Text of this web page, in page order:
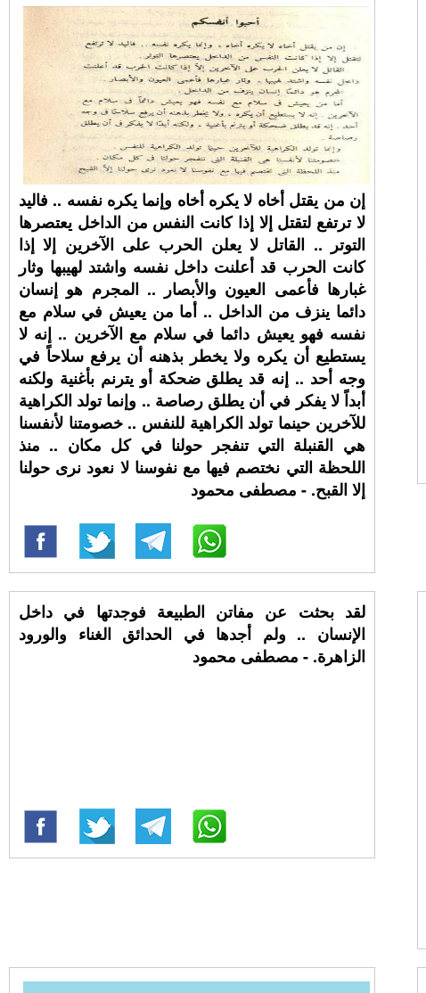
إن من يقتل أخاه لا يكره أخاه وإنما يكره نفسه .. فاليد
لا ترتفع لتقتل إلا إذا كانت النفس من الداخل يعتصرها
التوتر .. القاتل لا يعلن الحرب على الآخرين إلا إذا
كانت الحرب قد أعلنت داخل نفسه واشتد لهيبها وثار
غبارها فأعمى العيون والأبصار .. المجرم هو إنسان
دائما ينزف من الداخل .. أما من يعيش في سلام مع
نفسه فهو يعيش دائما في سلام مع الآخرين .. إنه لا
يستطيع أن يكره ولا يخطر بذهنه أن يرفع سلاحاً في
وجه أحد .. إنه قد يطلق ضحكة أو يترنم بأغنية ولكنه
أبداً لا يفكر في أن يطلق رصاصة .. وإنما تولد الكراهية
للآخرين حينما تولد الكراهية للنفس .. خصومتنا لأنفسنا
هي القنبلة التي تنفجر حولنا في كل مكان .. منذ
اللحظة التي نختصم فيها مع نفوسنا لا نعود نرى حولنا
إلا القبح. - مصطفى محمود
لقد بحثت عن مفاتن الطبيعة فوجدتها في داخل
الإنسان .. ولم أجدها في الحدائق الغناء والورود
الزاهرة. - مصطفى محمود